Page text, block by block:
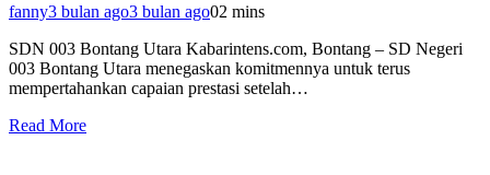
fanny3 bulan ago3 bulan ago02 mins
SDN 003 Bontang Utara Kabarintens.com, Bontang – SD Negeri
003 Bontang Utara menegaskan komitmennya untuk terus
mempertahankan capaian prestasi setelah…
Read More